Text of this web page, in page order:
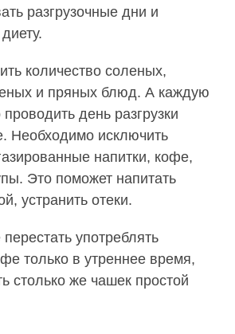
разгрузочные дни и
количество соленых,
и пряных блюд. А каждую
день разгрузки
Необходимо исключить
напитки, кофе,
Это поможет напитать
устранить отеки.
употреблять
только в утреннее время,
столько же чашек простой